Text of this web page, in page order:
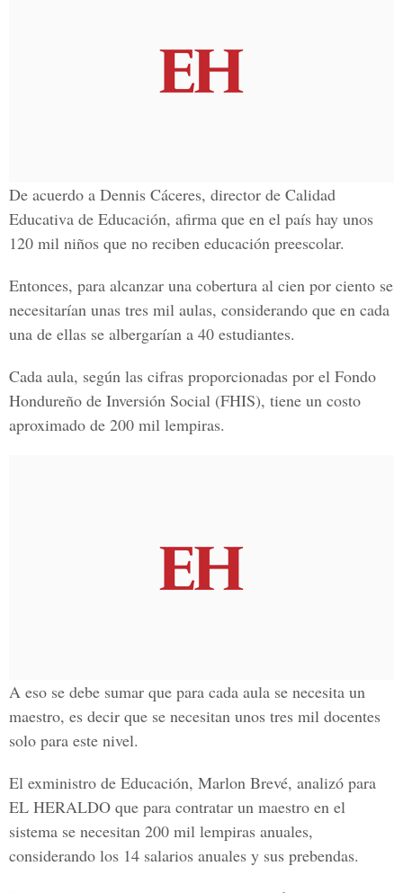
De acuerdo a Dennis Cáceres, director de Calidad
Educativa de Educación, afirma que en el país hay unos
120 mil niños que no reciben educación preescolar.
Entonces, para alcanzar una cobertura al cien por ciento se
necesitarían unas tres mil aulas, considerando que en cada
una de ellas se albergarían a 40 estudiantes.
Cada aula, según las cifras proporcionadas por el Fondo
Hondureño de Inversión Social (FHIS), tiene un costo
aproximado de 200 mil lempiras.
A eso se debe sumar que para cada aula se necesita un
maestro, es decir que se necesitan unos tres mil docentes
solo para este nivel.
El exministro de Educación, Marlon Brevé, analizó para
EL HERALDO que para contratar un maestro en el
sistema se necesitan 200 mil lempiras anuales,
considerando los 14 salarios anuales y sus prebendas.